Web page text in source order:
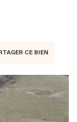
CE BIEN